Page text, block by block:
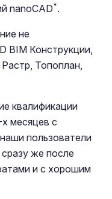
nanoCAD*.
не
BIM Конструкции,
Топоплан,
квалификации
месяцев с
пользователи
же после
и с хорошим